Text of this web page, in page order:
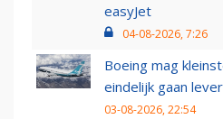
easyJet
04-08-2026, 7:26
Boeing mag
eindelijk gaan
03-08-2026, 22:54